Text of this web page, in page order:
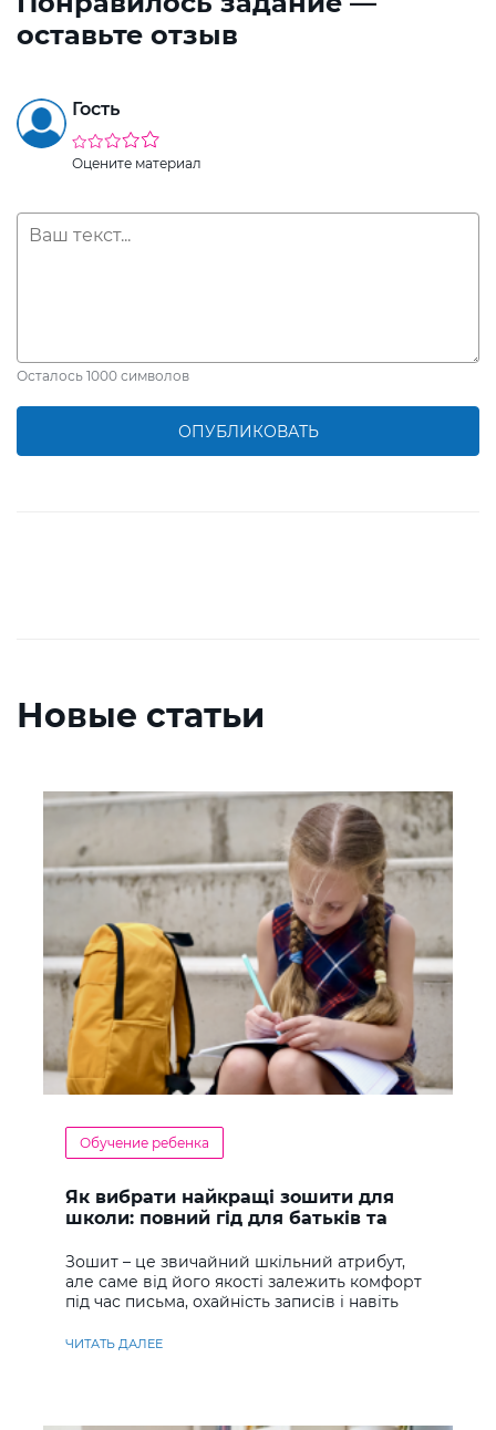
оставьте отзыв
Гость
Оцените материал
Осталось 1000 символов
ОПУБЛИКОВАТЬ
Новые статьи
Обучение ребенка
Як вибрати найкращі зошити для
школи: повний гід для батьків та
Зошит – це звичайний шкільний атрибут,
але саме від його якості залежить комфорт
під час письма, охайність записів і навіть
ЧИТАТЬ ДАЛЕЕ